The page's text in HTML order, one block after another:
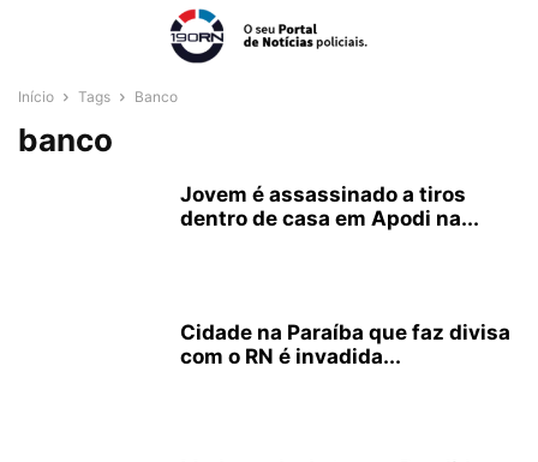
Início Tags Banco
banco
Jovem é assassinado a tiros
dentro de casa em Apodi na...
Cidade na Paraíba que faz divisa
com o RN é invadida...